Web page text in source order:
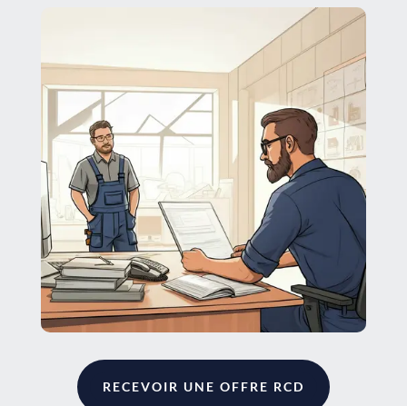
RECEVOIR UNE OFFRE RCD